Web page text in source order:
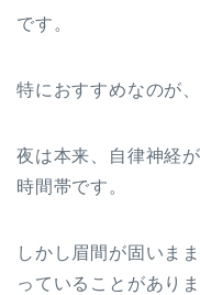
です。
特におすすめなのが、
夜は本来、自律神経
時間帯です。
しかし眉間が固いま
っていることがありま